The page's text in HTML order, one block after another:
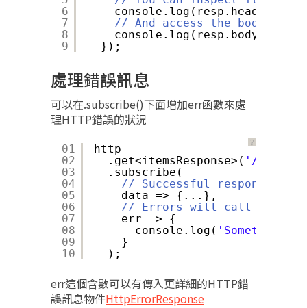
6
7
8
9
// And access the body
});
處理錯誤訊息
可以在.subscribe()下面增加err函數來處
理HTTP錯誤的狀況
？
01
02
03
04
05
06
07
08
09
10
http
.get<itemsResponse>( '/api/
.subscribe(
// Successful responses
data => {...},
// Errors will call this
err => {
console.log( 'Something
}
);
err這個含數可以有傳入更詳細的HTTP錯
誤訊息物件HttpErrorResponse